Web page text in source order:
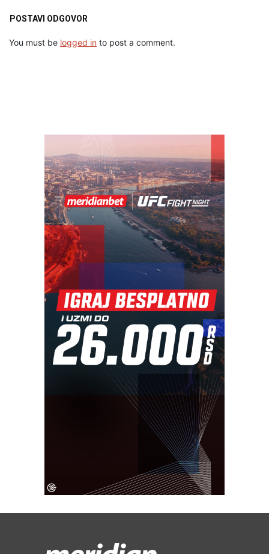
POSTAVI ODGOVOR
You must be logged in to post a comment.